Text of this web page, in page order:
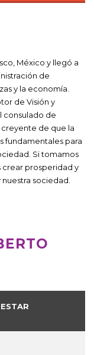
México y llegó a
de
y la economía.
de Visión y
consulado de
creyente de que la
fundamentales para
Si tomamos
crear prosperidad y
sociedad.